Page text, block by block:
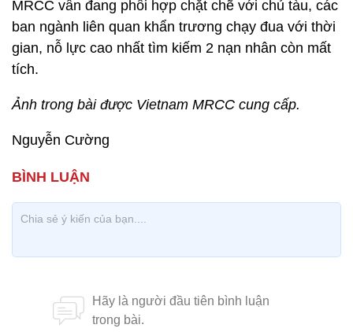
MRCC vẫn đang phối hợp chặt chẽ với chủ tàu, các
ban ngành liên quan khẩn trương chạy đua với thời
gian, nỗ lực cao nhất tìm kiếm 2 nạn nhân còn mất
tích.
Ảnh trong bài được Vietnam MRCC cung cấp.
Nguyễn Cường